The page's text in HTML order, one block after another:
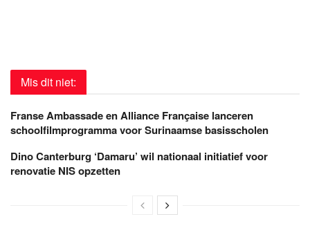
Mis dit niet:
Franse Ambassade en Alliance Française lanceren
schoolfilmprogramma voor Surinaamse basisscholen
Dino Canterburg ‘Damaru’ wil nationaal initiatief voor
renovatie NIS opzetten